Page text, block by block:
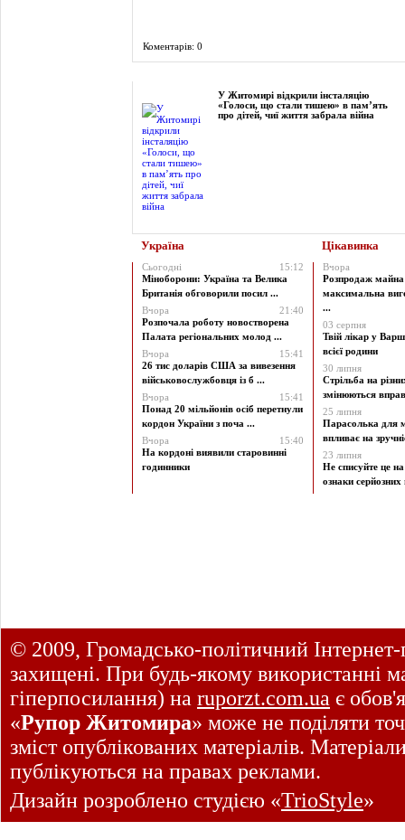
Коментарів: 0
У Житомирі відкрили інсталяцію
«Голоси, що стали тишею» в пам’ять
про дітей, чиї життя забрала війна
Україна Цікавинка
Сьогодні
15:12
Міноборони: Україна та Велика
Британія обговорили посил ...
Вчора
21:40
Розпочала роботу новостворена
Палата регіональних молод ...
Вчора
15:41
26 тис доларів США за вивезення
військовослужбовця із б ...
Вчора
15:41
Понад 20 мільйонів осіб перетнули
кордон України з поча ...
Вчора
15:40
На кордоні виявили старовинні
годинники
Вчора
Розпродаж майна
максимальна
...
03 серпня
Твій лікар у
всієї родини
30 липня
Стрільба на
змінюються
25 липня
Парасолька для
впливає на
23 липня
Не списуйте це
ознаки
© 2009, Громадсько-політичний
захищені. При будь-якому використанні
гіперпосилання) на ruporzt.com.ua є
«Рупор Житомира» може не поділяти
зміст опублікованих матеріалів.
публікуються на правах реклами.
Дизайн розроблено студією «TrioStyle»